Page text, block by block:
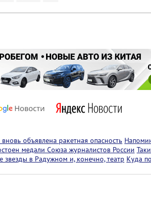
объявлена ракетная опасность
медали Союза журналистов России
в Радужном и, конечно, театр Куда